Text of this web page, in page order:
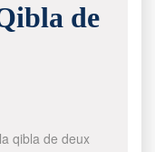
de
qibla de deux